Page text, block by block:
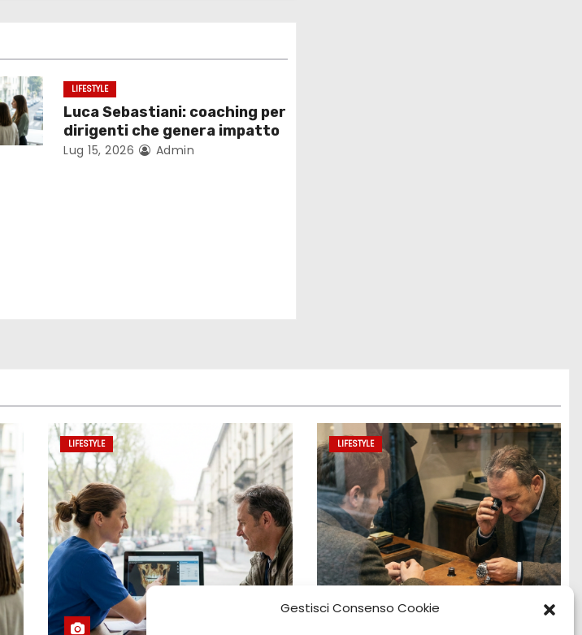
Gestisci Consenso Cookie
LIFESTYLE
Luca Sebastiani: coaching per
dirigenti che genera impatto
Lug 15, 2026 Admin
LIFESTYLE LIFESTYLE